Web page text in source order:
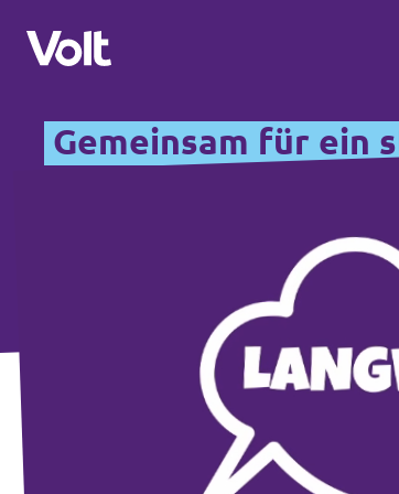
Volt in Baden-Württemberg
Volt in Deutschland
Volt in deinem Bundesland
Volt Deutschland Merchandise Shop
Gemeinsam für ein